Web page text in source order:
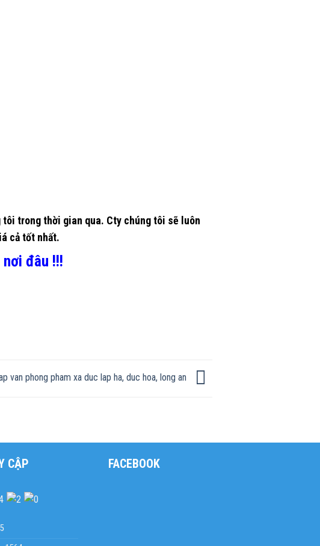
tôi trong thời gian qua. Cty chúng tôi sẽ luôn
cả tốt nhất.
đâu !!!
van phong pham xa duc lap ha, duc hoa, long an
CẬP FACEBOOK